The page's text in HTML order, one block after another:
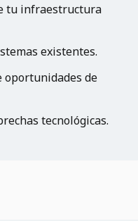
tu infraestructura
existentes.
oportunidades de
tecnológicas.